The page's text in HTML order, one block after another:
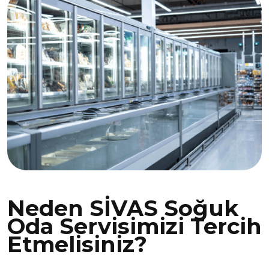
Neden SİVAS Soğuk
Oda Servisimizi Tercih
Etmelisiniz?